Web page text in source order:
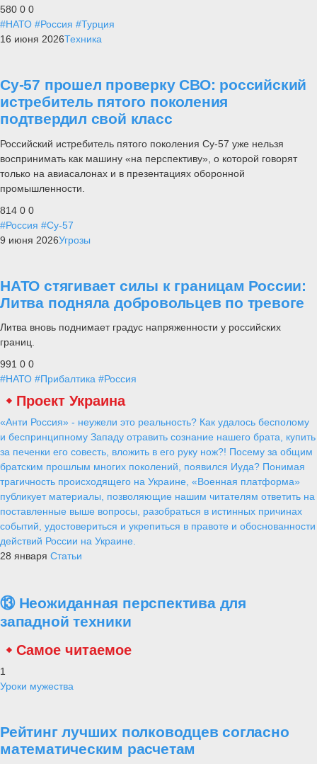
580 0 0
#НАТО #Россия #Турция
16 июня 2026Техника
Су-57 прошел проверку СВО: российский
истребитель пятого поколения
подтвердил свой класс
Российский истребитель пятого поколения Су-57 уже нельзя
воспринимать как машину «на перспективу», о которой говорят
только на авиасалонах и в презентациях оборонной
промышленности.
814 0 0
#Россия #Су-57
9 июня 2026Угрозы
НАТО стягивает силы к границам России:
Литва подняла добровольцев по тревоге
Литва вновь поднимает градус напряженности у российских
границ.
991 0 0
#НАТО #Прибалтика #Россия
Проект Украина
«Анти Россия» - неужели это реальность? Как удалось бесполому
и беспринципному Западу отравить сознание нашего брата, купить
за печенки его совесть, вложить в его руку нож?! Посему за общим
братским прошлым многих поколений, появился Иуда? Понимая
трагичность происходящего на Украине, «Военная платформа»
публикует материалы, позволяющие нашим читателям ответить на
поставленные выше вопросы, разобраться в истинных причинах
событий, удостовериться и укрепиться в правоте и обоснованности
действий России на Украине.
28 января Статьи
⑬ Неожиданная перспектива для
западной техники
Самое читаемое
1
Уроки мужества
Рейтинг лучших полководцев согласно
математическим расчетам